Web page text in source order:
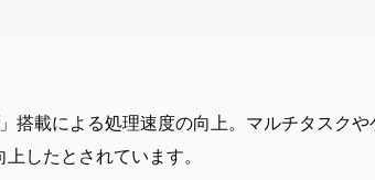
搭載による処理速度の向上。マルチタスク
したとされています。